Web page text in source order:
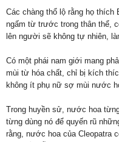
Các chàng thổ lộ rằng họ
ngấm từ trước trong thân thể,
lên người sẽ không tự nhiên,
Có một phái nam giới mang
mùi từ hóa chất, chỉ bị kích
không ít phụ nữ sợ mùi nước
Trong huyền sử, nước hoa
từng dùng nó để quyến rũ
rằng, nước hoa của Cleopatra